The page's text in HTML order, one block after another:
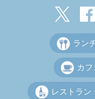
ラン
カ
レストラン